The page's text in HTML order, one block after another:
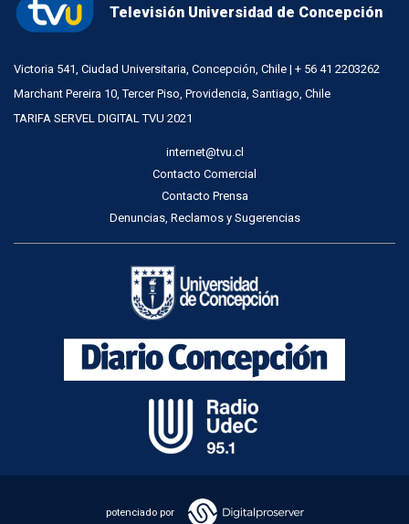
Televisión Universidad de Concepción
Victoria 541, Ciudad Universitaria, Concepción, Chile | + 56 41 2203262
Marchant Pereira 10, Tercer Piso, Providencia, Santiago, Chile
TARIFA SERVEL DIGITAL TVU 2021
internet@tvu.cl
Contacto Comercial
Contacto Prensa
Denuncias, Reclamos y Sugerencias
potenciado por